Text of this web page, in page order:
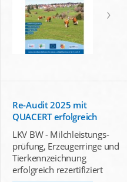
Re-Audit 2025 mit
QUACERT erfolgreich
LKV BW - Milchleistungs-
prüfung, Erzeugerringe und
Tierkennzeichnung
erfolgreich rezertifiziert